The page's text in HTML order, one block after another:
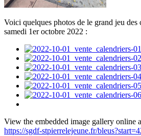
Voici quelques photos de le grand jeu
samedi 1er octobre 2022 :
View the embedded image gallery online
https://sgdf-stpierrelejeune.fr/